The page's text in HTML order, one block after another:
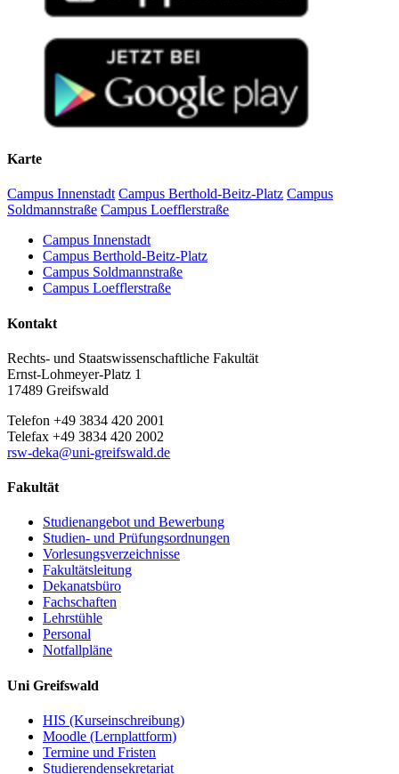
Karte
Campus Innenstadt Campus Berthold-Beitz-Platz Campus
Soldmannstraße Campus Loefflerstraße
Campus Innenstadt
Campus Berthold-Beitz-Platz
Campus Soldmannstraße
Campus Loefflerstraße
Kontakt
Rechts- und Staatswissenschaftliche Fakultät
Ernst-Lohmeyer-Platz 1
17489 Greifswald
Telefon +49 3834 420 2001
Telefax +49 3834 420 2002
rsw-deka@uni-greifswald.de
Fakultät
Studienangebot und Bewerbung
Studien- und Prüfungsordnungen
Vorlesungsverzeichnisse
Fakultätsleitung
Dekanatsbüro
Fachschaften
Lehrstühle
Personal
Notfallpläne
Uni Greifswald
HIS (Kurseinschreibung)
Moodle (Lernplattform)
Termine und Fristen
Studierendensekretariat